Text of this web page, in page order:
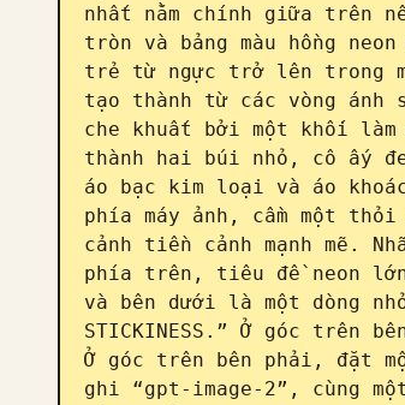
nhất nằm chính giữa trên
tròn và bảng màu hồng
trẻ từ ngực trở lên trong
tạo thành từ các vòng ánh
che khuất bởi một khối làm
thành hai búi nhỏ, cô ấy
áo bạc kim loại và áo
phía máy ảnh, cầm một
cảnh tiền cảnh mạnh mẽ.
phía trên, tiêu đề neon lớn
và bên dưới là một dòng nhỏ
STICKINESS.” Ở góc trên
Ở góc trên bên phải, đặt
ghi “gpt-image-2”, cùng